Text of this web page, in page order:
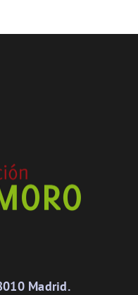
Madrid.